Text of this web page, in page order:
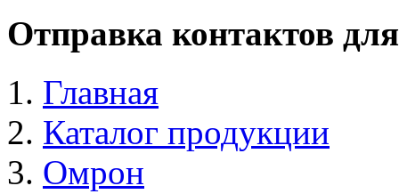
Отправка контактов
Главная
Каталог продукции
Омрон